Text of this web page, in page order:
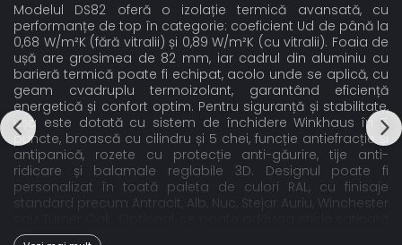
Modelul DS82 oferă o izolație termică avansată, cu
performanțe de top în categorie: coeficient Ud de până la
0,68 W/m²K (fără vitralii) și 0,89 W/m²K (cu vitralii). Foaia de
ușă are grosimea de 82 mm, iar cadrul din aluminiu cu
barieră termică poate fi echipat, acolo unde se aplică, cu
geam cvadruplu termoizolant, garantând eficiență
energetică și confort optim. Pentru siguranță și stabilitate,
ușa este dotată cu sistem de închidere Winkhaus în 5
puncte, broască cu cilindru și 5 chei, funcție antiefracție și
antipanică, rozete cu protecție anti-găurire, tije anti-
ridicare și balamale reglabile 3D. Designul poate fi
personalizat în toată paleta de culori RAL, cu finisaje
standard precum Antracit, Alb, Nuc, Stejar Auriu, Winchester
sau gri grafit, oferind un plus de rafinament. Pragul din